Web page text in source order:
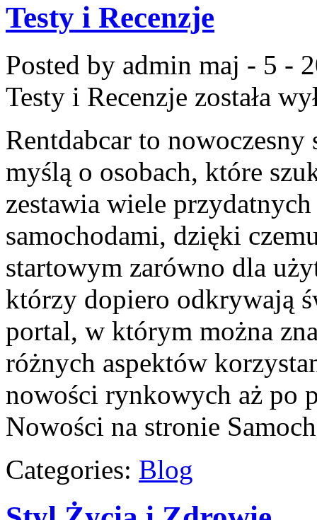
Testy i Recenzje
Posted by admin maj - 5 -
Testy i Recenzje została
Rentdabcar to
myślą o osobach, które
zestawia wiele
samochodami, dzięki
startowym zarówno dla
którzy dopiero odkrywają
portal, w którym można
różnych aspektów
nowości rynkowych aż po
Nowości na stronie
Categories: Blog